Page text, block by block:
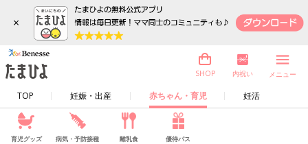
×
TOP 妊娠・出産 赤ちゃん・育児 妊活
SHOP 内祝い メニュー
育児グッズ 病気・予防接種 離乳食 優待パス